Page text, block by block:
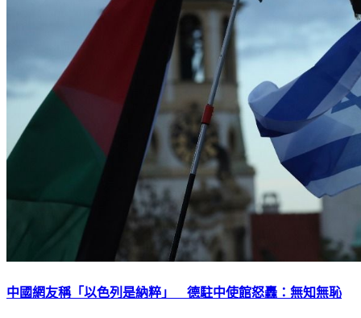
中國網友稱「以色列是納粹」 德駐中使館怒轟：無知無恥